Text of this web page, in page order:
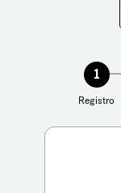
1
Registro